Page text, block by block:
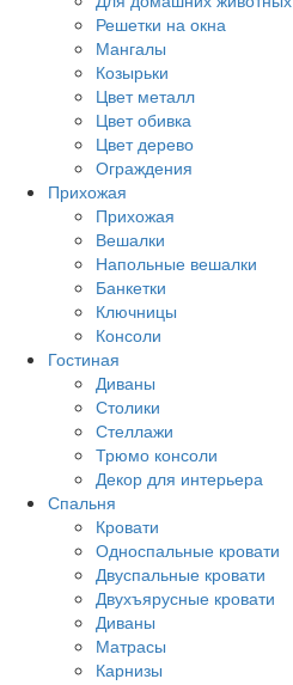
Решетки на окна
Мангалы
Козырьки
Цвет металл
Цвет обивка
Цвет дерево
Ограждения
Прихожая
Прихожая
Вешалки
Напольные вешалки
Банкетки
Ключницы
Консоли
Гостиная
Диваны
Столики
Стеллажи
Трюмо консоли
Декор для интерьера
Спальня
Кровати
Односпальные кровати
Двуспальные кровати
Двухъярусные кровати
Диваны
Матрасы
Карнизы